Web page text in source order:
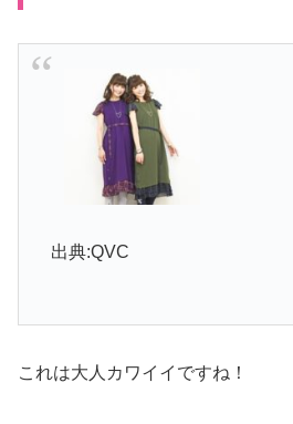
出典:QVC
これは大人カワイイですね！